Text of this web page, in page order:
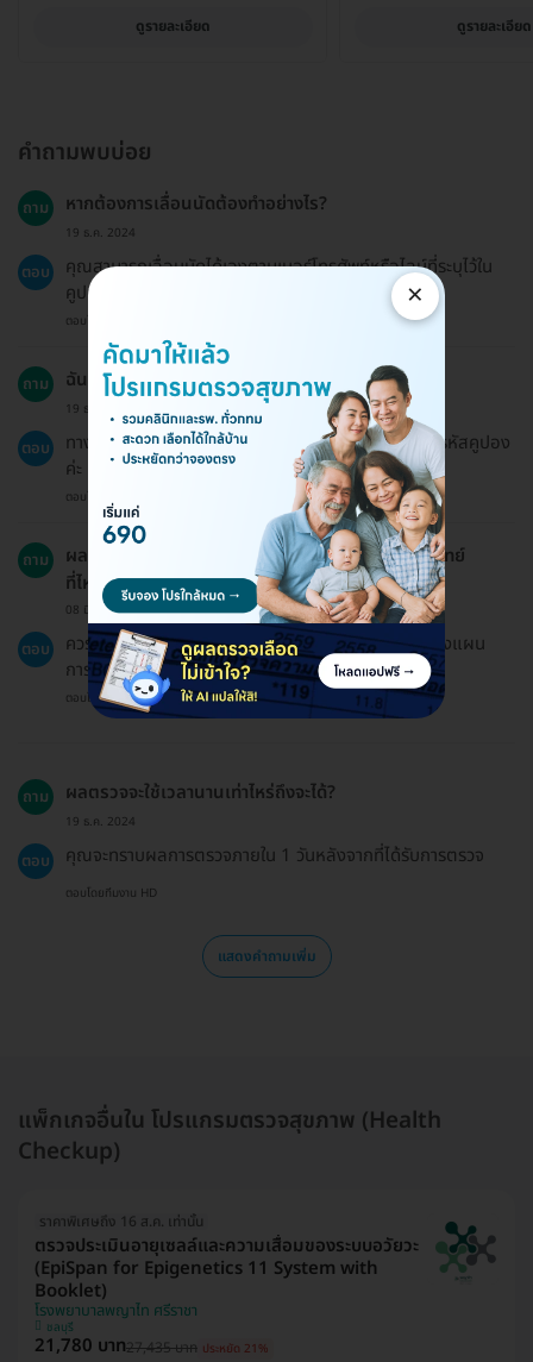
ดูรายละเอียด ดูรายละเอียด
คำถามพบบ่อย
ถาม หากต้องการเลื่อนนัดต้องทำอย่างไร?
19 ธ.ค. 2024
ตอบ
คุณสามารถเลื่อนนัดได้เองตามเบอร์โทรศัพท์หรือไลน์ที่ระบุไว้ใน
คูปอง โดยต้องแจ้งล่วงหน้าอย่างน้อย 1-3 วันทำการ
ตอบโดยทีมงาน HD
ถาม ฉันจะได้รับใบเสร็จหรือใบยืนยันการชำระเงินหรือไม่?
19 ธ.ค. 2024
ตอบ
ทาง HDmall จะจัดส่งใบยืนยันการชำระเงินไปพร้อมกับรหัสคูปอง
ค่ะ
ตอบโดยทีมงาน HD
ถาม
ผลการตรวจ LDL-Cholesterol ควรนำไปปรึกษาแพทย์
ที่ไหน?
08 มิ.ย. 2023
ตอบ
ควรนำผลการตรวจไปปรึกษาแพทย์ที่โรงพยาบาลเพื่อวางแผน
การรักษาหรือปรับเปลี่ยนพฤติกรรมสุขภาพต่อไป
ตอบโดยทีมงาน HD
ถาม ผลตรวจจะใช้เวลานานเท่าไหร่ถึงจะได้?
19 ธ.ค. 2024
ตอบ คุณจะทราบผลการตรวจภายใน 1 วันหลังจากที่ได้รับการตรวจ
ตอบโดยทีมงาน HD
แสดงคำถามเพิ่ม
แพ็กเกจอื่นใน โปรแกรมตรวจสุขภาพ (Health
Checkup)
ราคาพิเศษถึง 16 ส.ค. เท่านั้น
ตรวจประเมินอายุเซลล์และความเสื่อมของระบบอวัยวะ
(EpiSpan for Epigenetics 11 System with
Booklet)
โรงพยาบาลพญาไท ศรีราชา
ชลบุรี
21,780 บาท27,435 บาท ประหยัด 21%
×